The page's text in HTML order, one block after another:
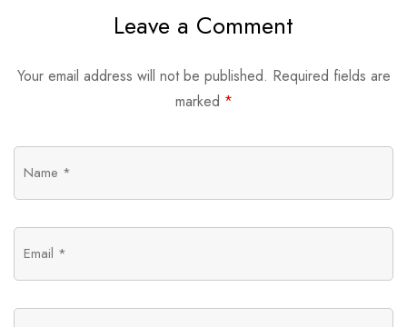
Leave a Comment
Your email address will not be published. Required fields are
marked *